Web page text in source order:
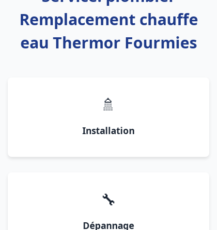
Remplacement chauffe
eau Thermor Fourmies
🚿
Installation
🔧
Dépannage